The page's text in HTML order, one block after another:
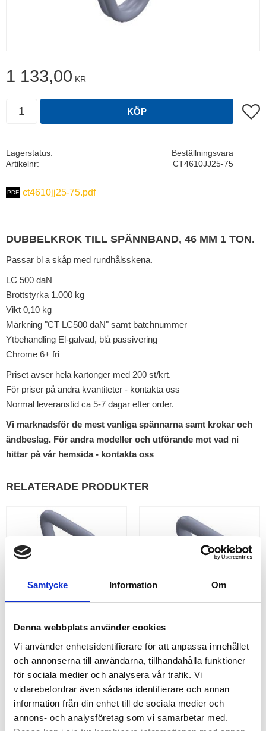
Samtycke Information Om
Denna webbplats använder cookies
Vi använder enhetsidentifierare för att anpassa innehållet
och annonserna till användarna, tillhandahålla funktioner
för sociala medier och analysera vår trafik. Vi
vidarebefordrar även sådana identifierare och annan
information från din enhet till de sociala medier och
annons- och analysföretag som vi samarbetar med.
1 133,00 KR
KÖP Lägg
Lagerstatus
Beställningsvara
Artikelnr
CT4610JJ25-75
ct4610jj25-75.pdf
DUBBELKROK TILL SPÄNNBAND, 46 MM 1 TON.
Passar bl a skåp med rundhålsskena.
LC 500 daN
Brottstyrka 1.000 kg
Vikt 0,10 kg
Märkning "CT LC500 daN" samt batchnummer
Ytbehandling El-galvad, blå passivering
Chrome 6+ fri
Priset avser hela kartonger med 200 st/krt.
För priser på andra kvantiteter - kontakta oss
Normal leveranstid ca 5-7 dagar efter order.
Vi marknadsför de mest vanliga spännarna samt krokar och
ändbeslag. För andra modeller och utförande mot vad ni
hittar på vår hemsida - kontakta oss
RELATERADE PRODUKTER
50 MM DUBBELKROK MED
SPÄRR 5 TON
Köp 60-pack Dubbelkrok med
Bandsurrning. | Brottstyrka
5.000kg | Priset avser hela
kartonger med 60 st/krt.
35 MM DUBBELKROK 3
TON
Köp 150-pack med 35mm
bandsurrning. | Brottstyrka
3.000kg | Priset avser hela
kartonger med 150 st/krt.